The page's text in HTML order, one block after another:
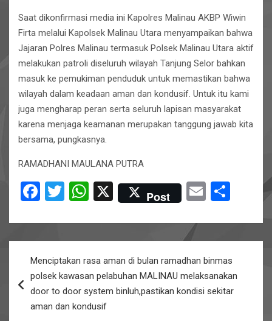
Saat dikonfirmasi media ini Kapolres Malinau AKBP Wiwin
Firta melalui Kapolsek Malinau Utara menyampaikan bahwa
Jajaran Polres Malinau termasuk Polsek Malinau Utara aktif
melakukan patroli diseluruh wilayah Tanjung Selor bahkan
masuk ke pemukiman penduduk untuk memastikan bahwa
wilayah dalam keadaan aman dan kondusif. Untuk itu kami
juga mengharap peran serta seluruh lapisan masyarakat
karena menjaga keamanan merupakan tanggung jawab kita
bersama, pungkasnya.
RAMADHANI MAULANA PUTRA
F
ce
o
o
k
T
tt
W
at
A
p
p
X Post
E
ail ar
navigation
Menciptakan rasa aman di bulan ramadhan binmas
polsek kawasan pelabuhan MALINAU melaksanakan
door to door system binluh,pastikan kondisi sekitar
aman dan kondusif